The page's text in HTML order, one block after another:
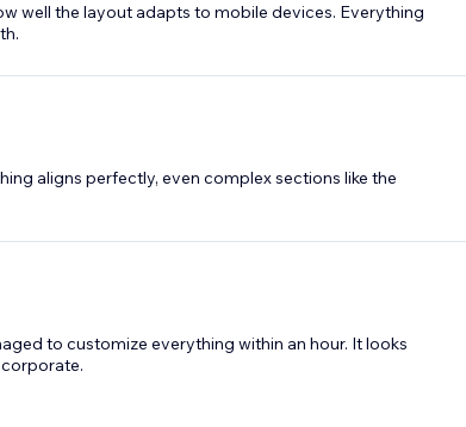
well the layout adapts to mobile devices. Everything
aligns perfectly, even complex sections like the
to customize everything within an hour. It looks